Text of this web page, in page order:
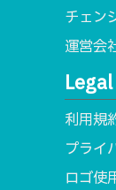
チェン
運営会
Legal
利用規
プライ
ロゴ使